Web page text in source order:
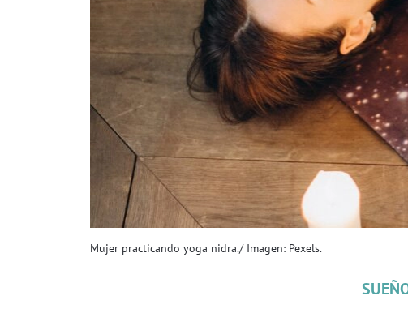
Mujer practicando yoga nidra./ Imagen: Pexels.